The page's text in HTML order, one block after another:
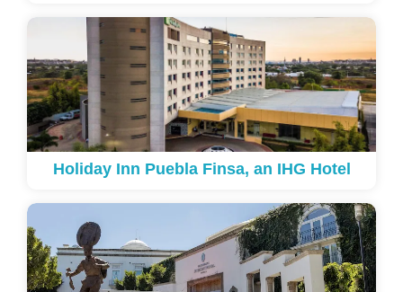
Holiday Inn Puebla Finsa, an IHG Hotel